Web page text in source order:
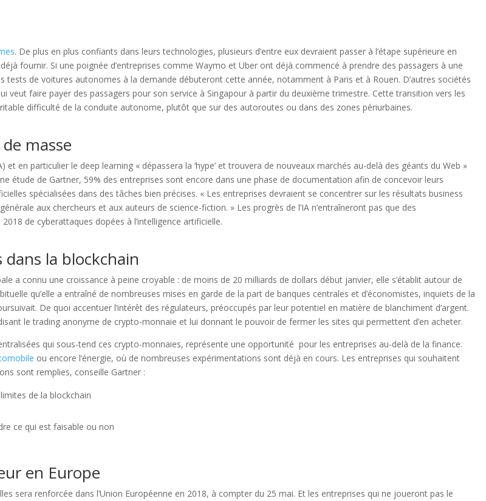
. De plus en plus confiants dans leurs technologies, plusieurs d’entre eux devraient passer à l’étape supérieure en
fournir. Si une poignée d’entreprises comme Waymo et Uber ont déjà commencé à prendre des passagers à une
de voitures autonomes à la demande débuteront cette année, notamment à Paris et à Rouen. D’autres sociétés
faire payer des passagers pour son service à Singapour à partir du deuxième trimestre. Cette transition vers les
difficulté de la conduite autonome, plutôt que sur des autoroutes ou dans des zones périurbaines.
masse
et en particulier le deep learning « dépassera la ‘hype’ et trouvera de nouveaux marchés au-delà des géants du Web »
étude de Gartner, 59% des entreprises sont encore dans une phase de documentation afin de concevoir leurs
spécialisées dans des tâches bien précises. « Les entreprises devraient se concentrer sur les résultats business
aux chercheurs et aux auteurs de science-fiction. » Les progrès de l’IA n’entraîneront pas que des
2018 de cyberattaques dopées à l’intelligence artificielle.
la blockchain
a connu une croissance à peine croyable : de moins de 20 milliards de dollars début janvier, elle s’établit autour de
qu’elle a entraîné de nombreuses mises en garde de la part de banques centrales et d’économistes, inquiets de la
De quoi accentuer l’intérêt des régulateurs, préoccupés par leur potentiel en matière de blanchiment d’argent.
le trading anonyme de crypto-monnaie et lui donnant le pouvoir de fermer les sites qui permettent d’en acheter.
qui sous-tend ces crypto-monnaies, représente une opportunité pour les entreprises au-delà de la finance.
ou encore l’énergie, où de nombreuses expérimentations sont déjà en cours. Les entreprises qui souhaitent
sont remplies, conseille Gartner :
de la blockchain
ce qui est faisable ou non
en Europe
sera renforcée dans l’Union Européenne en 2018, à compter du 25 mai. Et les entreprises qui ne joueront pas le